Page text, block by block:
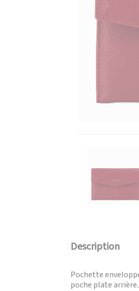
Description
Pochette
poche plate